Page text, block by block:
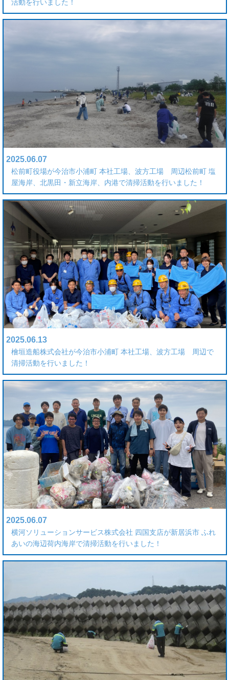
活動を行いました！
2025.06.07
松前町役場が今治市小浦町 本社工場、波方工場 周辺松前町 塩
屋海岸、北黒田・新立海岸、内港で清掃活動を行いました！
2025.06.13
檜垣造船株式会社が今治市小浦町 本社工場、波方工場 周辺で
清掃活動を行いました！
2025.06.07
横河ソリューションサービス株式会社 四国支店が新居浜市 ふれ
あいの海辺荷内海岸で清掃活動を行いました！